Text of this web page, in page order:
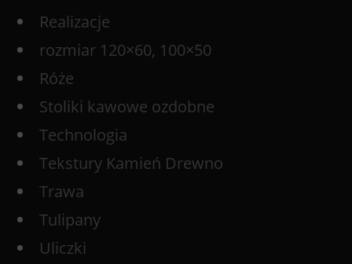
Realizacje
rozmiar 120×60, 100×50
Róże
Stoliki kawowe ozdobne
Technologia
Tekstury Kamień Drewno
Trawa
Tulipany
Uliczki